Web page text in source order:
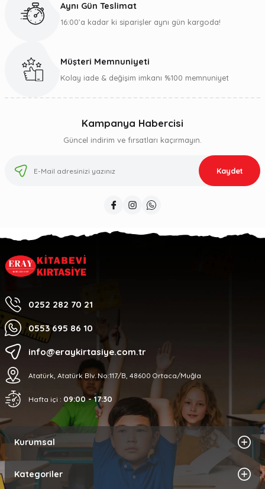
Aynı Gün Teslimat
16:00’a kadar ki siparişler aynı gün kargoda!
Müşteri Memnuniyeti
Kolay iade & değişim imkanı %100 memnuniyet
Kampanya Habercisi
Güncel indirim ve fırsatları kaçırmayın.
Kaydet
0252 282 70 21
0553 695 86 10
info@eraykirtasiye.com.tr
Atatürk, Atatürk Blv. No:117/B, 48600 Ortaca/Muğla
Hafta içi : 09:00 - 17:30
Kurumsal
Kategoriler